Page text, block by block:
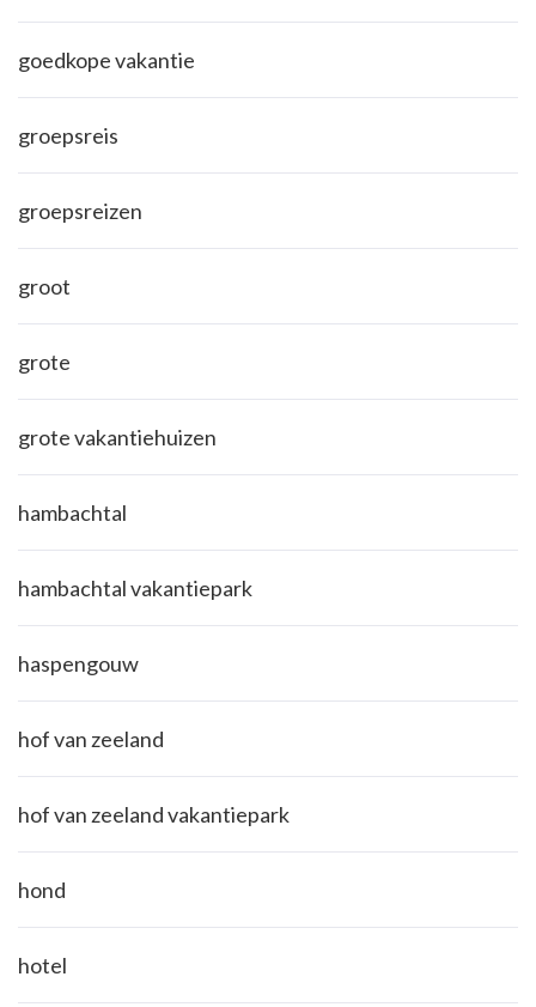
goedkope vakantie
groepsreis
groepsreizen
groot
grote
grote vakantiehuizen
hambachtal
hambachtal vakantiepark
haspengouw
hof van zeeland
hof van zeeland vakantiepark
hond
hotel